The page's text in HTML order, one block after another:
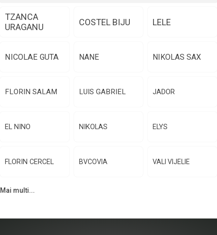
TZANCA
URAGANU
COSTEL BIJU LELE
NICOLAE GUTA NANE NIKOLAS SAX
FLORIN SALAM LUIS GABRIEL JADOR
EL NINO NIKOLAS ELYS
FLORIN CERCEL BVCOVIA VALI VIJELIE
Mai multi...